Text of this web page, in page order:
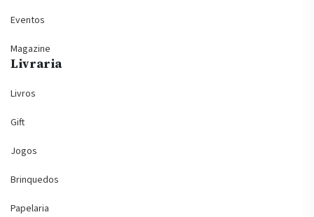
Eventos
Magazine
Livraria
Livros
Gift
Jogos
Brinquedos
Papelaria